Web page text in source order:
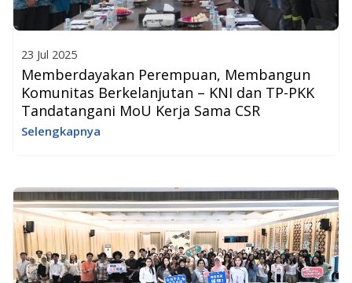
23 Jul 2025
Memberdayakan Perempuan, Membangun
Komunitas Berkelanjutan – KNI dan TP-PKK
Tandatangani MoU Kerja Sama CSR
Selengkapnya